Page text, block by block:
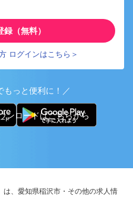
録（無料）
ログインはこちら＞
もっと便利に！／
ンロードはこちらから
は、愛知県稲沢市・その他の求人情